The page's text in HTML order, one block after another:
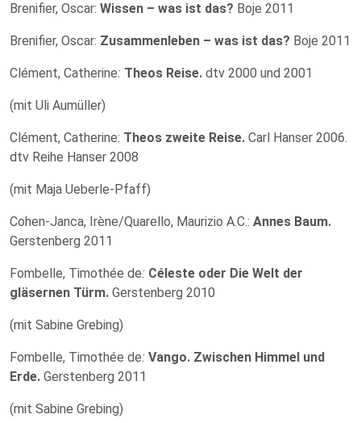
Brenifier, Oscar: Wissen – was ist das? Boje 2011
Brenifier, Oscar: Zusammenleben – was ist das? Boje 2011
Clément, Catherine: Theos Reise. dtv 2000 und 2001
(mit Uli Aumüller)
Clément, Catherine: Theos zweite Reise. Carl Hanser 2006.
dtv Reihe Hanser 2008
(mit Maja Ueberle-Pfaff)
Cohen-Janca, Irène/Quarello, Maurizio A.C.: Annes Baum.
Gerstenberg 2011
Fombelle, Timothée de: Céleste oder Die Welt der
gläsernen Türm. Gerstenberg 2010
(mit Sabine Grebing)
Fombelle, Timothée de: Vango. Zwischen Himmel und
Erde. Gerstenberg 2011
(mit Sabine Grebing)